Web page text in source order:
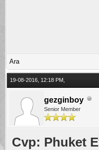
Ara
19-08-2016, 12:18 PM,
gezginboy
Senior Member
Cvp: Phuket